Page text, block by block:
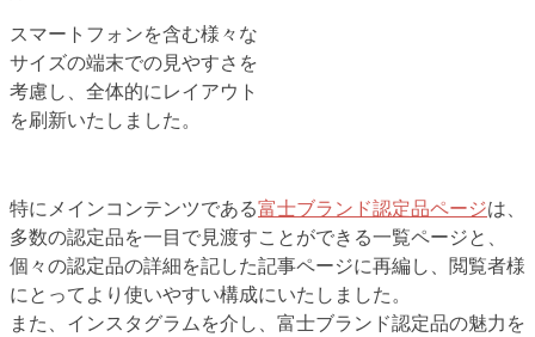
スマートフォンを含む様々な
サイズの端末での見やすさを
考慮し、全体的にレイアウト
を刷新いたしました。
特にメインコンテンツである富士ブランド認定品ページは、
多数の認定品を一目で見渡すことができる一覧ページと、
個々の認定品の詳細を記した記事ページに再編し、閲覧者様
にとってより使いやすい構成にいたしました。
また、インスタグラムを介し、富士ブランド認定品の魅力を